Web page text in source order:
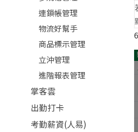
連鎖帳管理
物流好幫手
商品標示管理
立沖管理
進階報表管理
掌客雲
出勤打卡
考勤薪資(人易)